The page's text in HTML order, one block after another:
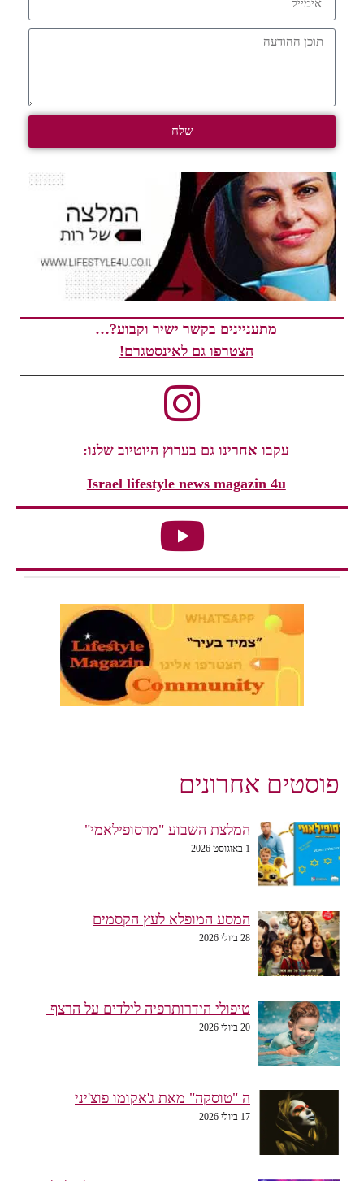
שלח
מתעניינים בקשר ישיר וקבוע?…
הצטרפו גם לאינסטגרם!
עקבו אחרינו גם בערוץ היוטיוב שלנו:
Israel lifestyle news magazin 4u
פוסטים אחרונים
המלצת השבוע "מרסופילאמי"
1 באוגוסט 2026
המסע המופלא לעץ הקסמים
28 ביולי 2026
טיפולי הידרותרפיה לילדים על הרצף
20 ביולי 2026
ה "טוסקה" מאת ג'אקומו פוצ'יני
17 ביולי 2026